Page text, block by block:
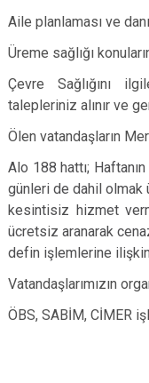
Aile planlaması ve
Üreme sağlığı
Çevre Sağlığını
talepleriniz alınır ve
Ölen vatandaşların
Alo 188 hattı;
günleri de dahil olmak
kesintisiz hizmet
ücretsiz aranarak
defin işlemlerine
Vatandaşlarımızın
ÖBS, SABİM, CİMER